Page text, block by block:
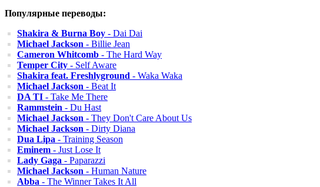
Популярные переводы:
Shakira & Burna Boy - Dai Dai
Michael Jackson - Billie Jean
Cameron Whitcomb - The Hard Way
Temper City - Self Aware
Shakira feat. Freshlyground - Waka Waka
Michael Jackson - Beat It
DA TI - Take Me There
Rammstein - Du Hast
Michael Jackson - They Don't Care About Us
Michael Jackson - Dirty Diana
Dua Lipa - Training Season
Eminem - Just Lose It
Lady Gaga - Paparazzi
Michael Jackson - Human Nature
Abba - The Winner Takes It All